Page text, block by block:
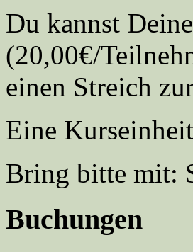
Du kannst
(20,00€/
einen Streich
Eine
Bring bitte mit:
Buchungen